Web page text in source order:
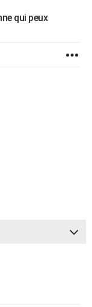
qui peux